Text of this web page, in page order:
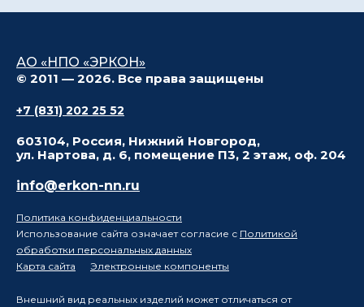
АО «НПО «ЭРКОН»
© 2011 — 2026. Все права защищены
+7 (831) 202 25 52
603104, Россия, Нижний Новгород,
ул. Нартова, д. 6, помещение П3, 2 этаж, оф. 204
info@erkon-nn.ru
Политика конфиденциальности
Использование сайта означает согласие с Политикой
обработки персональных данных
Карта сайта
Электронные компоненты
Внешний вид реальных изделий может отличаться от